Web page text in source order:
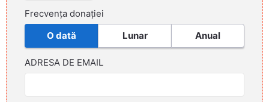
Frecvența donației
O dată Lunar Anual
ADRESA DE EMAIL